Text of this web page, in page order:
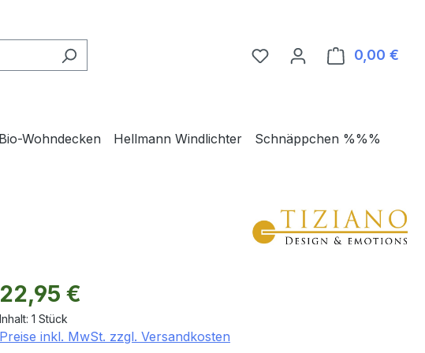
0,00 €
Wohndecken Hellmann Windlichter Schnäppchen %%%
Regulärer Preis:
22,95 €
Inhalt: 1 Stück
Preise inkl. MwSt. zzgl. Versandkosten